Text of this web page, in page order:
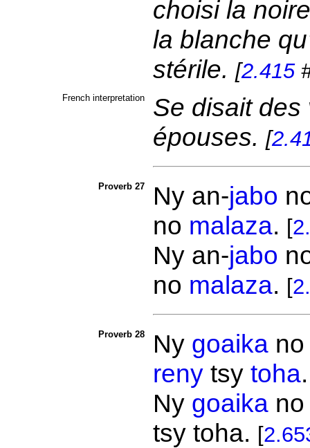
choisi la
la blanche
stérile. [2.415
French interpretation
Se disait
épouses. [
Proverb 27 Ny an-jabo
no malaza. [
Ny an-jabo
no malaza. [
Proverb 28 Ny goaika
renytsy toha
Ny goaika
tsy toha. [